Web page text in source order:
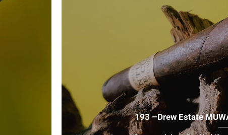
Drew Estate
193 –Drew Estate